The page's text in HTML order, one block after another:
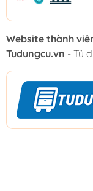
Website thành
Tudungcu.vn - Tủ